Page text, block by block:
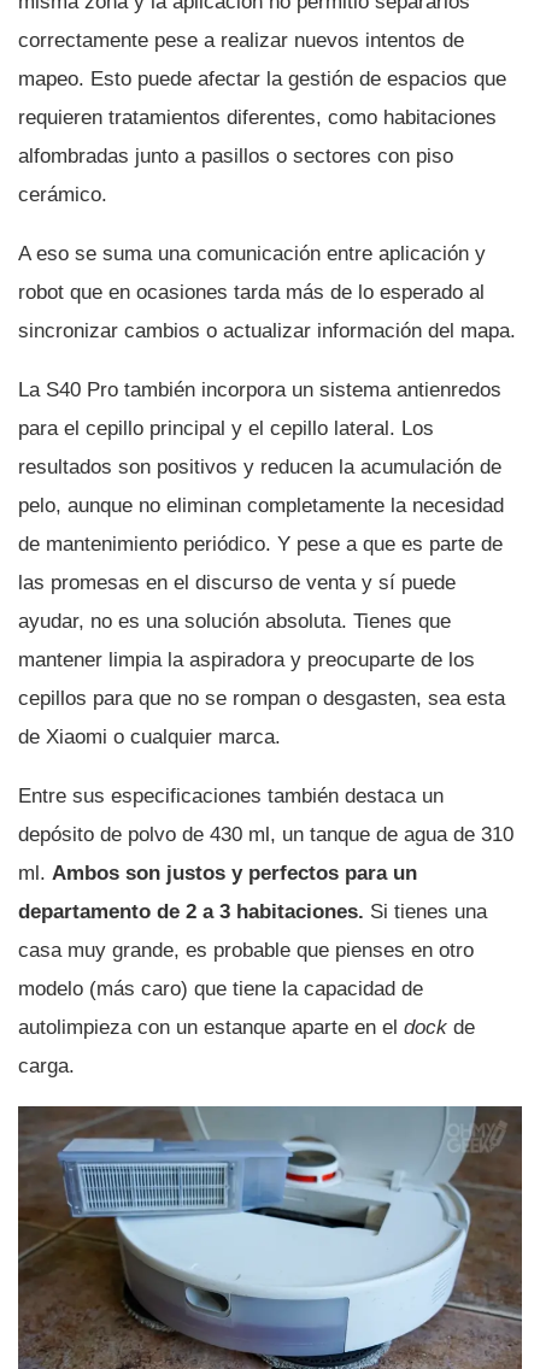
correctamente pese a realizar nuevos intentos de
mapeo. Esto puede afectar la gestión de espacios que
requieren tratamientos diferentes, como habitaciones
alfombradas junto a pasillos o sectores con piso
cerámico.
A eso se suma una comunicación entre aplicación y
robot que en ocasiones tarda más de lo esperado al
sincronizar cambios o actualizar información del mapa.
La S40 Pro también incorpora un sistema antienredos
para el cepillo principal y el cepillo lateral. Los
resultados son positivos y reducen la acumulación de
pelo, aunque no eliminan completamente la necesidad
de mantenimiento periódico. Y pese a que es parte de
las promesas en el discurso de venta y sí puede
ayudar, no es una solución absoluta. Tienes que
mantener limpia la aspiradora y preocuparte de los
cepillos para que no se rompan o desgasten, sea esta
de Xiaomi o cualquier marca.
Entre sus especificaciones también destaca un
depósito de polvo de 430 ml, un tanque de agua de 310
ml. Ambos son justos y perfectos para un
departamento de 2 a 3 habitaciones. Si tienes una
casa muy grande, es probable que pienses en otro
modelo (más caro) que tiene la capacidad de
autolimpieza con un estanque aparte en el dock de
carga.